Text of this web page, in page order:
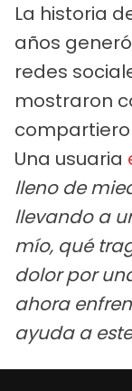
La historia
años
redes
mostraron
Una usuaria
lleno de
llevando a
mío, qué
dolor por
ahora
ayuda a